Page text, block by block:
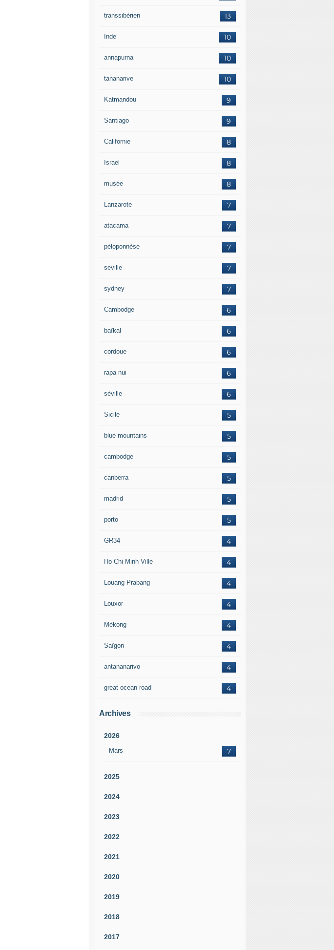
13
transsibérien
10
Inde
10
annapurna
10
tananarive
9
Katmandou
9
Santiago
8
Californie
8
Israel
8
musée
7
Lanzarote
7
atacama
7
péloponnèse
7
seville
7
sydney
6
Cambodge
6
baïkal
6
cordoue
6
rapa nui
6
séville
5
Sicile
5
blue mountains
5
cambodge
5
canberra
5
madrid
5
porto
4
GR34
4
Ho Chi Minh Ville
4
Louang Prabang
4
Louxor
4
Mékong
4
Saïgon
4
antananarivo
4
great ocean road
Archives
2026
Mars 7
2025
2024
2023
2022
2021
2020
2019
2018
2017